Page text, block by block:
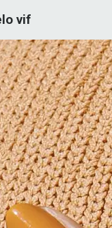
vif